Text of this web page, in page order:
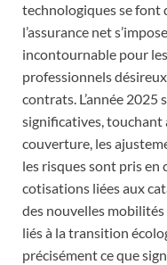
technologiques se font
l’assurance net
incontournable pour
professionnels
contrats. L’année 2025
significatives, touchant
couverture, les
les risques sont pris en
cotisations liées aux
des nouvelles
liés à la transition
précisément ce que